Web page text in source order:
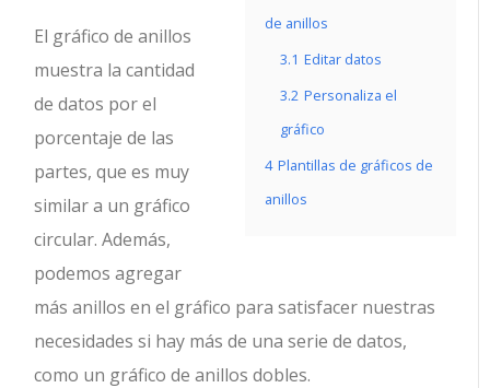
de anillos
3.1 Editar datos
3.2 Personaliza el
gráfico
4 Plantillas de gráficos de
anillos
El gráfico de anillos
muestra la cantidad
de datos por el
porcentaje de las
partes, que es muy
similar a un gráfico
circular. Además,
podemos agregar
más anillos en el gráfico para satisfacer nuestras
necesidades si hay más de una serie de datos,
como un gráfico de anillos dobles.